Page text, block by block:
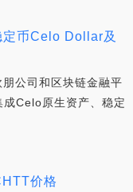
定币Celo Dollar及
公司和区块链金融平
Celo原生资产、稳定
价格